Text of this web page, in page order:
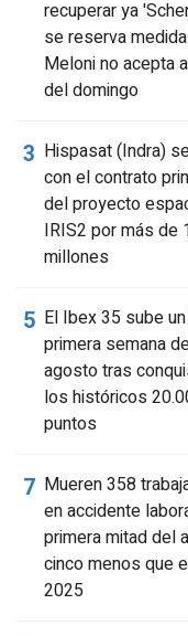
recuperar ya
se reserva
Meloni no acepta
del domingo
Hispasat (Indra)
con el contrato
del proyecto
IRIS2 por más de
millones
El Ibex 35 sube
primera semana
agosto tras
los históricos
puntos
Mueren 358
en accidente
primera mitad del
cinco menos que
2025